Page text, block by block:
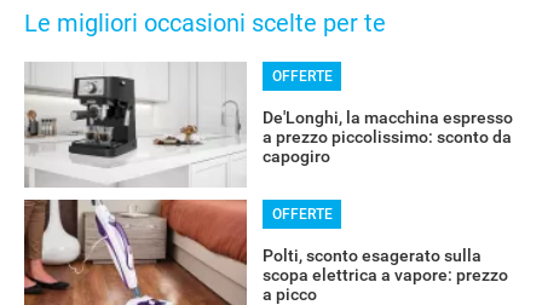
Le migliori occasioni scelte per te
OFFERTE
De'Longhi, la macchina espresso
a prezzo piccolissimo: sconto da
capogiro
OFFERTE
Polti, sconto esagerato sulla
scopa elettrica a vapore: prezzo
a picco